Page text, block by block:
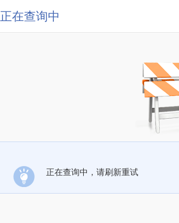
正在查询中
正在查询中，请刷新重试